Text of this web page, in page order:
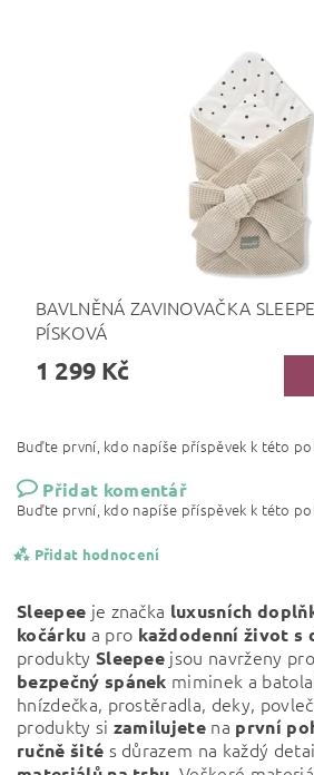
BAVLNĚNÁ ZAVINOVAČKA
PÍSKOVÁ
1 299 Kč
Buďte první, kdo napíše příspěvek k této
Přidat komentář
Buďte první, kdo napíše příspěvek k této
Přidat hodnocení
Sleepee je značka luxusních
kočárku a pro každodenní život s
produkty Sleepee jsou navrženy pro
bezpečný spánek miminek a
hnízdečka, prostěradla, deky,
produkty si zamilujete na první
ručně šité s důrazem na každý